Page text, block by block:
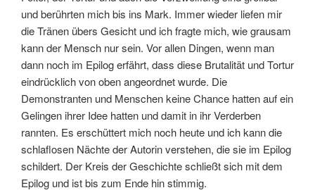
und berührten mich bis ins Mark. Immer wieder liefen mir
die Tränen übers Gesicht und ich fragte mich, wie grausam
kann der Mensch nur sein. Vor allen Dingen, wenn man
dann noch im Epilog erfährt, dass diese Brutalität und Tortur
eindrücklich von oben angeordnet wurde. Die
Demonstranten und Menschen keine Chance hatten auf ein
Gelingen ihrer Idee hatten und damit in ihr Verderben
rannten. Es erschüttert mich noch heute und ich kann die
schlaflosen Nächte der Autorin verstehen, die sie im Epilog
schildert. Der Kreis der Geschichte schließt sich mit dem
Epilog und ist bis zum Ende hin stimmig.